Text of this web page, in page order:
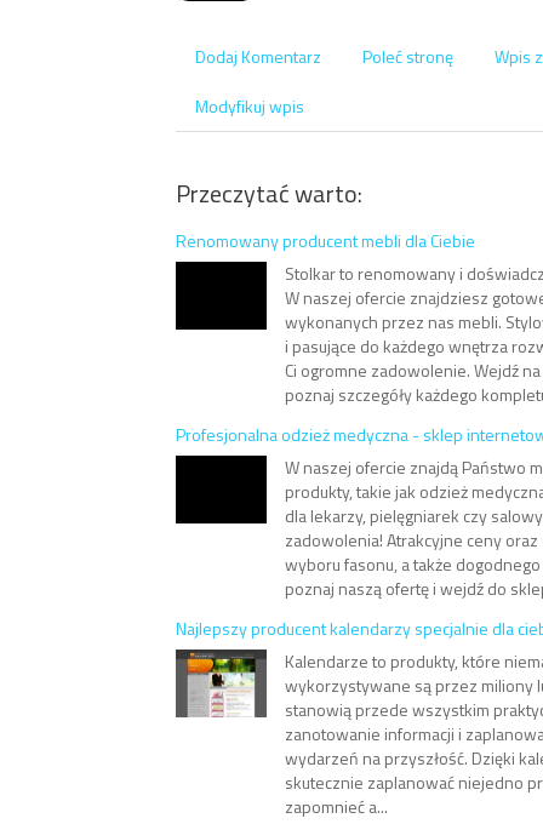
Dodaj Komentarz Poleć stronę
Wpis
Modyfikuj wpis
Przeczytać warto:
Renomowany producent mebli dla Ciebie
Stolkar to renomowany i
W naszej ofercie znajdziesz
wykonanych przez nas mebli.
i pasujące do każdego wnętrza
Ci ogromne zadowolenie. Wejdź
poznaj szczegóły każdego
Profesjonalna odzież medyczna - sklep
W naszej ofercie znajdą Państwo
produkty, takie jak odzież
dla lekarzy, pielęgniarek czy
zadowolenia! Atrakcyjne ceny
wyboru fasonu, a także
poznaj naszą ofertę i wejdź do
Najlepszy producent kalendarzy specjalnie dla
Kalendarze to produkty, które
wykorzystywane są przez miliony
stanowią przede wszystkim
zanotowanie informacji i
wydarzeń na przyszłość. Dzięki
skutecznie zaplanować niejedno
zapomnieć a...